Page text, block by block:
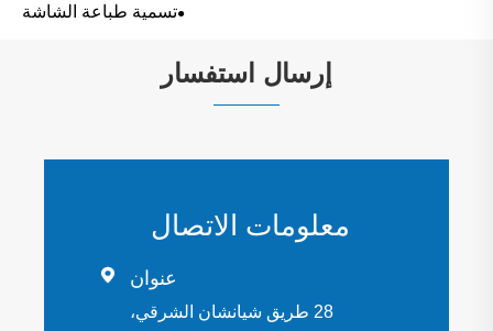
تسمية طباعة الشاشة
إرسال استفسار
معلومات الاتصال
 عنوان
28 طريق شيانشان الشرقي،